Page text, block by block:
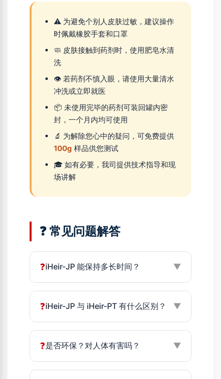
⚠️ 为避免个别人皮肤过敏，建议操作
时佩戴橡胶手套和口罩
🧼 皮肤接触到药剂时，使用肥皂水清
洗
👁️ 若药剂不慎入眼，请使用大量清水
冲洗或立即就医
📦 未使用完毕的药剂可装回罐内密
封，一个月内均可使用
🔬 为解除您心中的疑问，可免费提供
100g 样品供您测试
🎓 如有必要，我司提供技术指导和现
场讲解
❓ 常见问题解答
❓iHeir-JP 能保持多长时间？ ▼
❓iHeir-JP 与 iHeir-PT 有什么区别？ ▼
❓是否环保？对人体有害吗？ ▼